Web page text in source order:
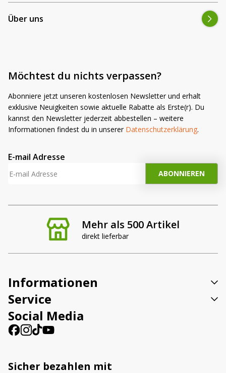
Mehr als 500 Artikel
direkt lieferbar
Über uns
Möchtest du nichts verpassen?
Abonniere jetzt unseren kostenlosen Newsletter und erhalt
exklusive Neuigkeiten sowie aktuelle Rabatte als Erste(r). Du
kannst den Newsletter jederzeit abbestellen – weitere
Informationen findest du in unserer Datenschutzerklärung.
E-mail Adresse
Informationen
Service
Social Media
Sicher bezahlen mit